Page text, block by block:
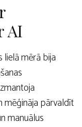
AI
mērā bija
mēģināja pārvaldīt
manuālus